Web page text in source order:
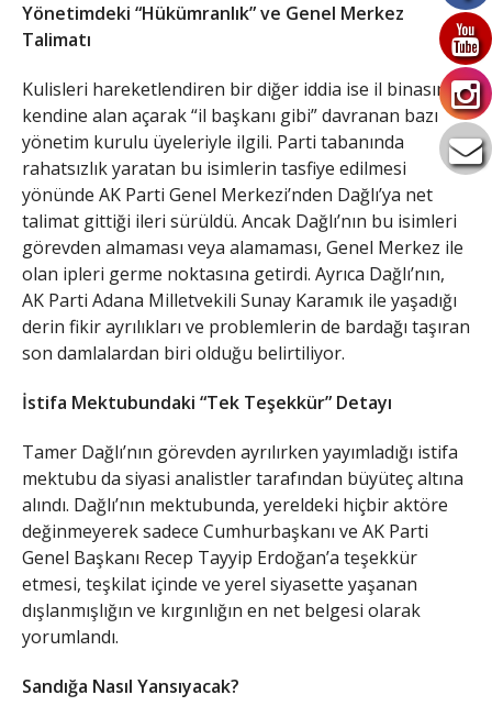
Yönetimdeki “Hükümranlık” ve Genel Merkez
Talimatı
​Kulisleri hareketlendiren bir diğer iddia ise il binasında
kendine alan açarak “il başkanı gibi” davranan bazı
yönetim kurulu üyeleriyle ilgili. Parti tabanında
rahatsızlık yaratan bu isimlerin tasfiye edilmesi
yönünde AK Parti Genel Merkezi’nden Dağlı’ya net
talimat gittiği ileri sürüldü. Ancak Dağlı’nın bu isimleri
görevden almaması veya alamaması, Genel Merkez ile
olan ipleri germe noktasına getirdi. Ayrıca Dağlı’nın,
AK Parti Adana Milletvekili Sunay Karamık ile yaşadığı
derin fikir ayrılıkları ve problemlerin de bardağı taşıran
son damlalardan biri olduğu belirtiliyor.
İstifa Mektubundaki “Tek Teşekkür” Detayı
​Tamer Dağlı’nın görevden ayrılırken yayımladığı istifa
mektubu da siyasi analistler tarafından büyüteç altına
alındı. Dağlı’nın mektubunda, yereldeki hiçbir aktöre
değinmeyerek sadece Cumhurbaşkanı ve AK Parti
Genel Başkanı Recep Tayyip Erdoğan’a teşekkür
etmesi, teşkilat içinde ve yerel siyasette yaşanan
dışlanmışlığın ve kırgınlığın en net belgesi olarak
yorumlandı.
Sandığa Nasıl Yansıyacak?